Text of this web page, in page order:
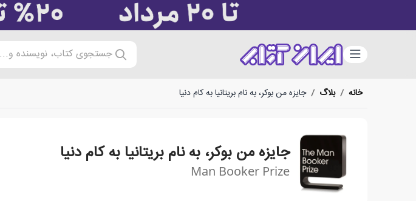
دسته‌بندی جستجوی کتاب، نویسنده و...
خانه / بلاگ / جایزه من بوکر، به نام بریتانیا به کام دنیا
جایزه من بوکر، به نام بریتانیا به کام دنیا
Man Booker Prize